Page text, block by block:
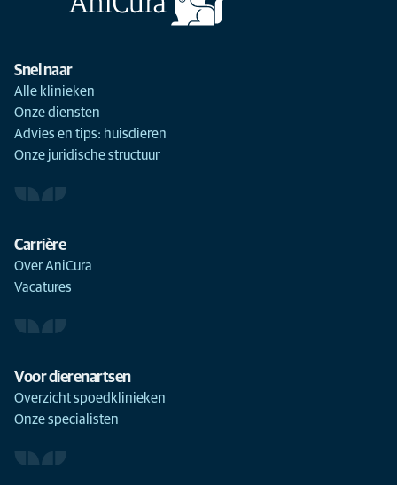
Snel naar
Alle klinieken
Onze diensten
Advies en tips: huisdieren
Onze juridische structuur
Carrière
Over AniCura
Vacatures
Voor dierenartsen
Overzicht spoedklinieken
Onze specialisten